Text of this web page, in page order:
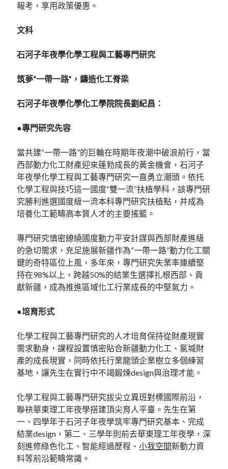
報考，享用政策優惠。
文科
石河子年夜學化學工程與工藝專門研究
筑夢“一帶一路”，鑄造化工脊梁
石河子年夜學化學化工學院院長劉紀昌：
●專門研究先容
當共建“一帶一路”的巨輪在時期年夜潮中破浪前行，當
西部動力化工財產迎來蓬勃成長的黃金機會，石河子
年夜學化學工程與工藝專門研究一直勇立潮頭。依托
化學工程與技巧這一國度“雙一流”扶植學科，該專門研
究勝利進選國度級一流本科專門研究扶植點，并成為
培養化工範疇高本質人才的主要搖籃。
專門研究慎密繚繞國度動力平安計謀與西部財產進級
的急切需求，充足施展新疆作為“一帶一路”動力化工關
鍵的奇特區位上風，多年來，專門研究失業率連續堅
持在98%以上，跨越50%的結業生選擇扎根西部、貢
獻新疆，成為推進區域化工行業成長的中堅氣力。
●培育形式
化學工程與工藝專門研究的人才培育保持從財產現實
需求動身，課程設置慎密貼合新疆動力化工、氯堿財
產的成長現實，同時依托行業龍頭企業樹立多個練習
基地，讓先生在實行中不竭鍛煉design與治理才能。
化學工程與工藝專門研究拔尖立異班對標國際前沿，
聯袂華東理工年夜學搭建頂尖育人平臺。先生在第
一、四學年于石河子年夜學筑牢專門研究基本、完成
結業design，第二、三學年則前去華東理工年夜學，深
刻進修綠色化工、智能經過歷程、小我空間新動力資
料等前沿範疇常識。